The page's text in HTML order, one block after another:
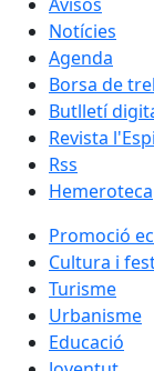
Notícies
Agenda
Borsa de
Butlletí
Revista
Rss
Hemeroteca
Promoció
Cultura i
Turisme
Urbanisme
Educació